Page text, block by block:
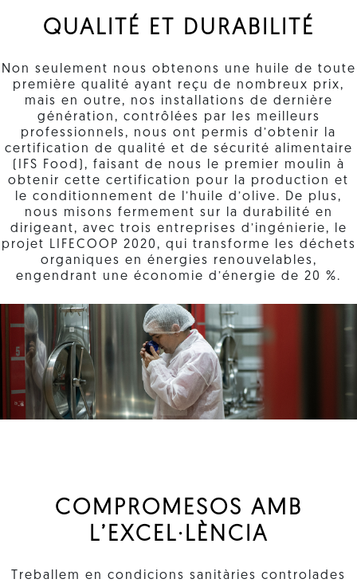
QUALITÉ ET DURABILITÉ
Non seulement nous obtenons une huile de toute
première qualité ayant reçu de nombreux prix,
mais en outre, nos installations de dernière
génération, contrôlées par les meilleurs
professionnels, nous ont permis d’obtenir la
certification de qualité et de sécurité alimentaire
(IFS Food), faisant de nous le premier moulin à
obtenir cette certification pour la production et
le conditionnement de l’huile d’olive. De plus,
nous misons fermement sur la durabilité en
dirigeant, avec trois entreprises d’ingénierie, le
projet LIFECOOP 2020, qui transforme les déchets
organiques en énergies renouvelables,
engendrant une économie d’énergie de 20 %.
COMPROMESOS AMB
L’EXCEL·LÈNCIA
Treballem en condicions sanitàries controlades